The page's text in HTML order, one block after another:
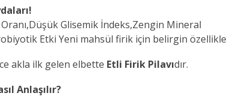
Glisemik İndeks,Zengin Mineral
Etki Yeni mahsül firik için belirgin
akla ilk gelen elbette Etli Firik Pilavıdır.
Anlaşılır?